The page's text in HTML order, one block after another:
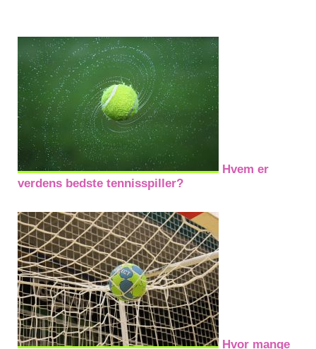
Hvem er
verdens bedste tennisspiller?
Hvor mange